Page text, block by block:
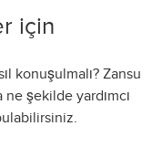
için
konuşulmalı? Zansu
şekilde yardımcı